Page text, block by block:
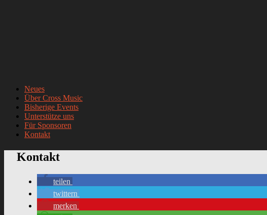
Neues
Über Cross Music
Bisherige Events
Unterstütze uns
Für Sponsoren
Kontakt
Kontakt
teilen
twittern
merken